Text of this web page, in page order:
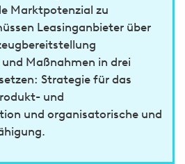
Marktpotenzial zu
Leasinganbieter über
Maßnahmen in drei
Strategie für das
und
und organisatorische und